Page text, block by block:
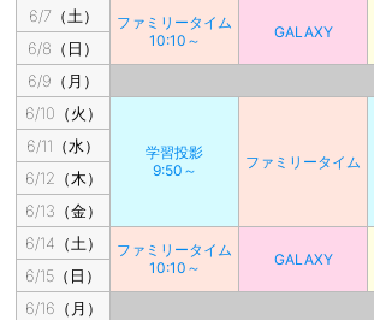
6/7（土）
ファミリータイム
10:10～
GALAXY
6/8（日）
6/9（月）
6/10（火）
学習投影
9:50～
ファミリータイム
6/11（水）
6/12（木）
6/13（金）
6/14（土）
ファミリータイム
10:10～
GALAXY
6/15（日）
6/16（月）